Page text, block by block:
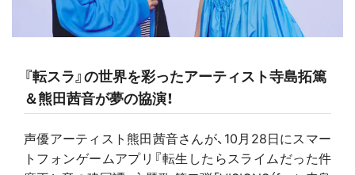
『転スラ』の世界を彩ったアーティスト寺島拓篤
＆熊田茜音が夢の協演！
声優アーティスト熊田茜音さんが、10月28日にスマー
トフォンゲームアプリ『転生したらスライムだった件